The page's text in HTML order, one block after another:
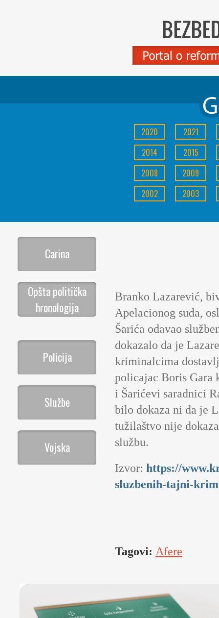
2021
2020
2015
2014
2009
2008
2003
2002
Carina
Opšta politička
hronologija
Policija
Službe
Vojska
Branko Lazarević,
Apelacionog suda,
Šarića odavao
dokazalo da je
kriminalcima
policajac Boris Gara
i Šarićevi saradnici
bilo dokaza ni da je
tužilaštvo nije
službu.
Izvor: https://
sluzbenih-tajni-
Tagovi: Afere